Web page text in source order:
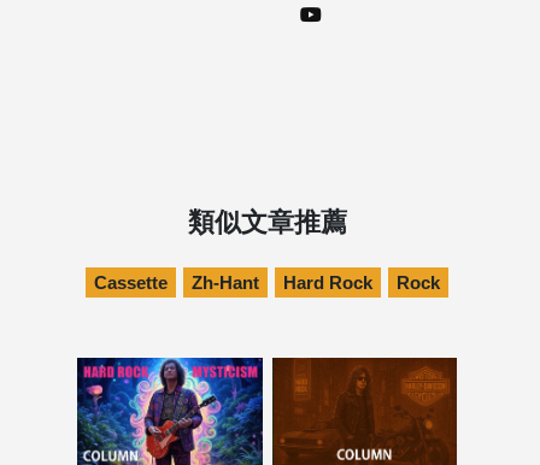
類似文章推薦
Cassette Zh-Hant Hard Rock Rock